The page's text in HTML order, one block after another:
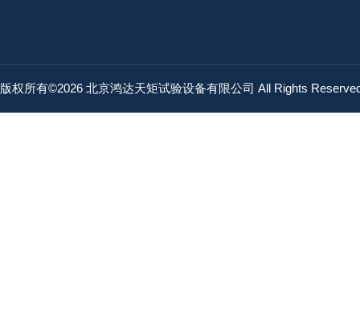
版权所有©2026 北京鸿达天矩试验设备有限公司 All Rights